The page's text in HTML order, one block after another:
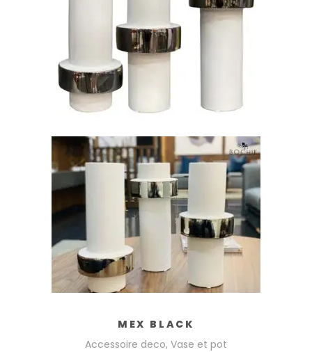
AJOUTER AU PANIER
MEX BLACK
Accessoire deco, Vase et pot